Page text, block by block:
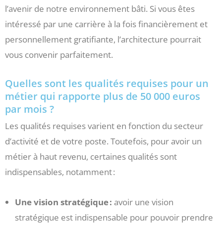
l’avenir de notre environnement bâti. Si vous êtes
intéressé par une carrière à la fois financièrement et
personnellement gratifiante, l’architecture pourrait
vous convenir parfaitement.
Quelles sont les qualités requises pour un
métier qui rapporte plus de 50 000 euros
par mois ?
Les qualités requises varient en fonction du secteur
d’activité et de votre poste. Toutefois, pour avoir un
métier à haut revenu, certaines qualités sont
indispensables, notamment :
Une vision stratégique : avoir une vision
stratégique est indispensable pour pouvoir prendre